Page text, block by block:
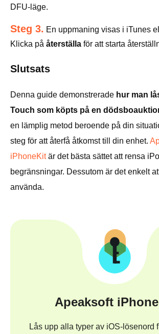
DFU-läge.
Steg 3. En uppmaning visas i iTunes
Klicka på återställa för att starta
Slutsats
Denna guide demonstrerade hur man
Touch som köpts på en
en lämplig metod beroende på din
steg för att återfå åtkomst till din enhet.
iPhoneKitär det bästa sättet att rensa
begränsningar. Dessutom är det enkelt
använda.
Apeaksoft
Lås upp alla typer av iOS-lösenord